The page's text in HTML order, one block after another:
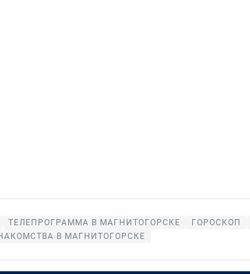
ТЕЛЕПРОГРАММА В МАГНИТОГОРСКЕ ГОРОСКОП
В МАГНИТОГОРСКЕ